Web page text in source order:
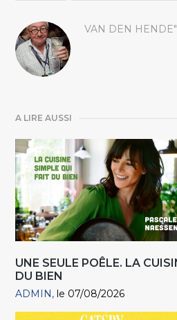
VAN DEN HENDE"
A LIRE AUSSI
UNE SEULE POÊLE. LA
DU BIEN
ADMIN le 07/08/2026